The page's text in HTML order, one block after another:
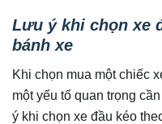
Lưu ý khi chọn xe
bánh xe
Khi chọn mua một chiếc
một yếu tố quan trọng
ý khi chọn xe đầu kéo